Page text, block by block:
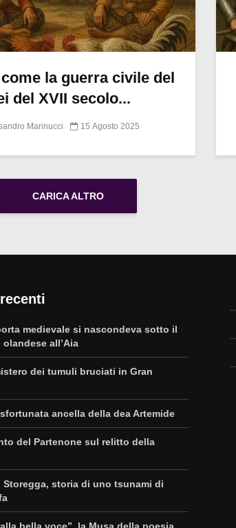
la guerra civile del
del XVII secolo...
Marinucci 15 Agosto 2025
CARICA ALTRO
medievale si nascondeva sotto il
olandese all’Aia
dei tumuli bruciati in Gran
ancella della dea Artemide
del Partenone sul relitto della
Storegga, storia di uno tsunami di